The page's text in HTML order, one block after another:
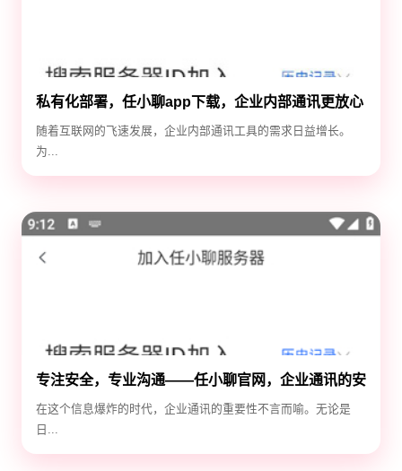
私有化部署，任小聊app下载，企业内部通讯更放心
随着互联网的飞速发展，企业内部通讯工具的需求日益增长。
为...
专注安全，专业沟通——任小聊官网，企业通讯的安
全守护神
在这个信息爆炸的时代，企业通讯的重要性不言而喻。无论是
日...